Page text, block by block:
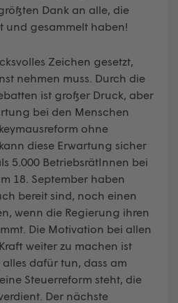
Dank an alle, die
und gesammelt haben!
Zeichen gesetzt,
nehmen muss. Durch die
ist großer Druck, aber
bei den Menschen
ohne
diese Erwartung sicher
5.000 BetriebsrätInnen bei
18. September haben
bereit sind, noch einen
wenn die Regierung ihren
Die Motivation bei allen
weiter zu machen ist
dafür tun, dass am
Steuerreform steht, die
Der nächste